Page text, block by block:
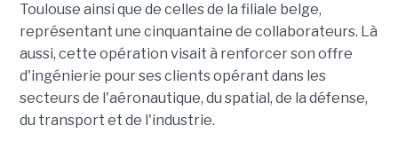
Toulouse ainsi que de celles de la filiale belge,
représentant une cinquantaine de collaborateurs. Là
aussi, cette opération visait à renforcer son offre
d'ingénierie pour ses clients opérant dans les
secteurs de l'aéronautique, du spatial, de la défense,
du transport et de l'industrie.